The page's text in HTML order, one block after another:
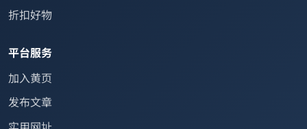
折扣好物
平台服务
加入黄页
发布文章